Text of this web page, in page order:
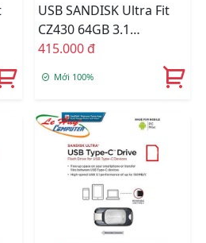
USB SANDISK Ultra Fit
CZ430 64GB 3.1
SDCZ430-064G-G46
415.000 đ
Mới 100%